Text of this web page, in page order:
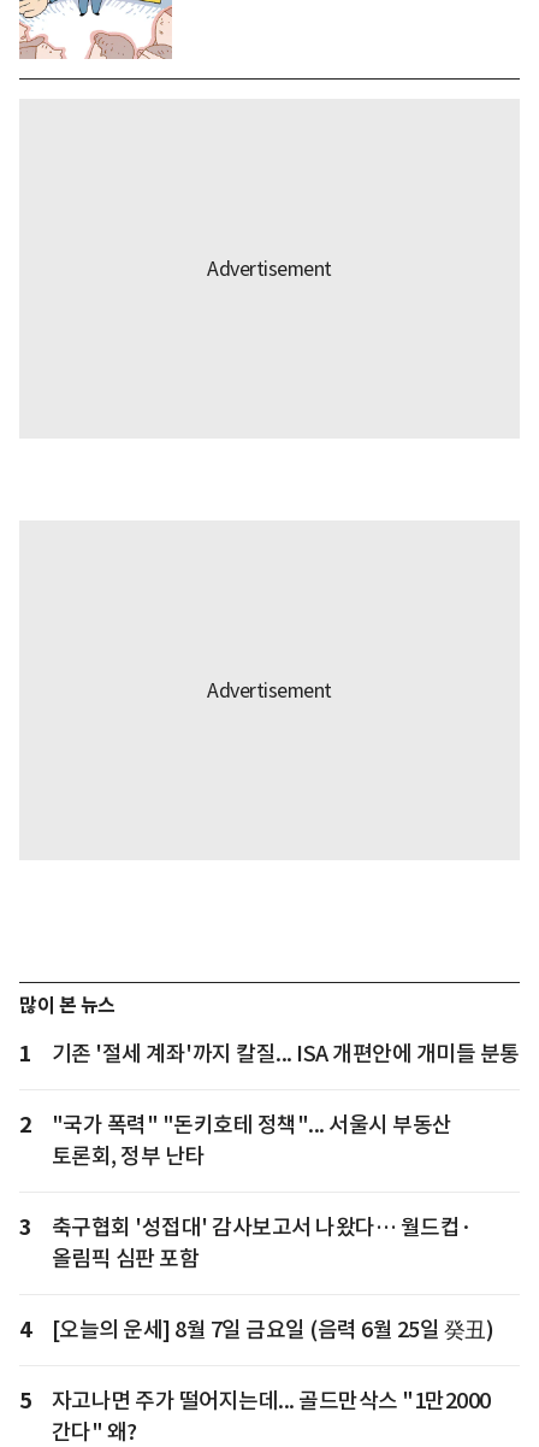
많이 본 뉴스
1 기존 '절세 계좌'까지 칼질... ISA 개편안에 개미들 분통
2
"국가 폭력" "돈키호테 정책"... 서울시 부동산
토론회, 정부 난타
3
축구협회 '성접대' 감사보고서 나왔다… 월드컵·
올림픽 심판 포함
4 [오늘의 운세] 8월 7일 금요일 (음력 6월 25일 癸丑)
5
자고나면 주가 떨어지는데... 골드만삭스 "1만2000
간다" 왜?